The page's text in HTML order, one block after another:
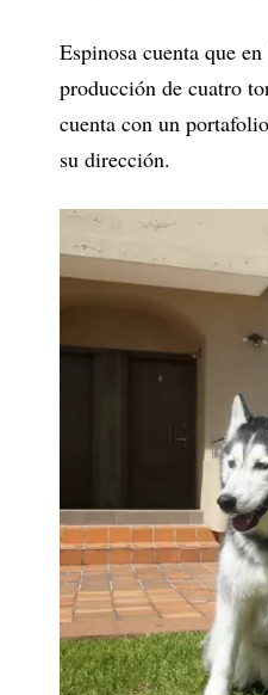
Espinosa cuenta que
producción de cuatro
cuenta con un
su dirección.